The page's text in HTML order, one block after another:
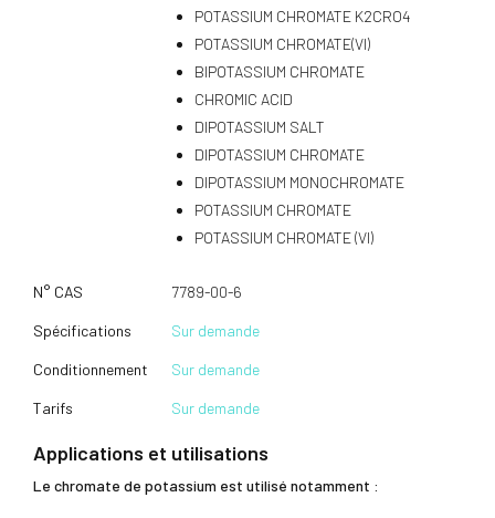
POTASSIUM CHROMATE K2CRO4
POTASSIUM CHROMATE(VI)
BIPOTASSIUM CHROMATE
CHROMIC ACID
DIPOTASSIUM SALT
DIPOTASSIUM CHROMATE
DIPOTASSIUM MONOCHROMATE
POTASSIUM CHROMATE
POTASSIUM CHROMATE (VI)
N° CAS 7789-00-6
Spécifications Sur demande
Conditionnement Sur demande
Tarifs Sur demande
Applications et utilisations
Le chromate de potassium est utilisé notamment :